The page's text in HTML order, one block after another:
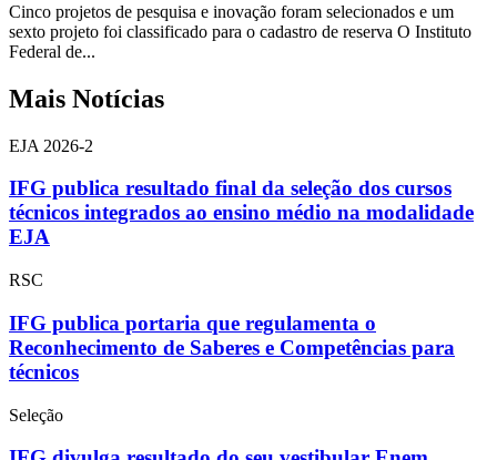
Cinco projetos de pesquisa e inovação foram selecionados e um
sexto projeto foi classificado para o cadastro de reserva O Instituto
Federal de...
Mais Notícias
EJA 2026-2
IFG publica resultado final da seleção dos cursos
técnicos integrados ao ensino médio na modalidade
EJA
RSC
IFG publica portaria que regulamenta o
Reconhecimento de Saberes e Competências para
técnicos
Seleção